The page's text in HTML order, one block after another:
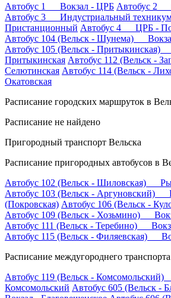
Автобус 1 Вокзал - ЦРБ Автобус 2
Автобус 3 Индустриальный
Пристанционный Автобус 4 ЦРБ -
Автобус 104 (Вельск - Шунема)
Автобус 105 (Вельск -
Притыкинская Автобус 112 (Вельск -
Селютинская Автобус 114 (Вельск -
Окатовская
Расписание городских маршруток в
Расписание не найдено
Пригородный транспорт Вельска
Расписание пригородных автобусов в
Автобус 102 (Вельск - Шиловская)
Автобус 103 (Вельск - Аргуновский)
(Покровская) Автобус 106 (Вельск -
Автобус 109 (Вельск - Хозьмино)
Автобус 111 (Вельск - Теребино)
Автобус 115 (Вельск - Филяевская)
Расписание междугороднего
Автобус 119 (Вельск -
Комсомольский Автобус 605 (Вельск -